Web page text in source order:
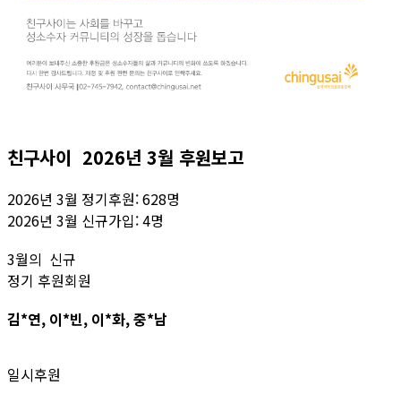
친구사이 2026년 3월 후원보고
2026년 3월 정기후원: 628명
2026년 3월 신규가입: 4명
3월의 신규
정기 후원회원
김*연, 이*빈, 이*화, 중*남
일시후원